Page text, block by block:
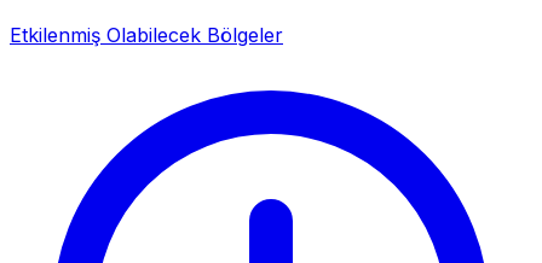
Etkilenmiş Olabilecek Bölgeler